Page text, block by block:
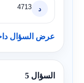
د 4713
عرض السؤال
السؤال 5